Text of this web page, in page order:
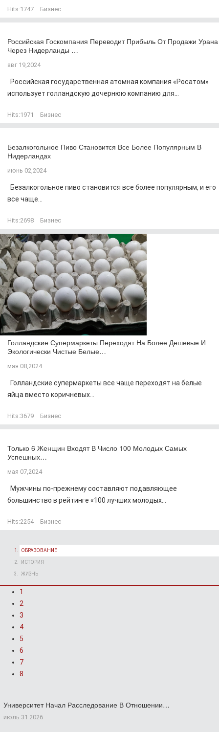
Hits:1747 Бизнес
Российская Госкомпания Переводит Прибыль От Продажи Урана
Через Нидерланды …
авг 19,2024
Российская государственная атомная компания «Росатом»
использует голландскую дочернюю компанию для...
Hits:1971 Бизнес
Безалкогольное Пиво Становится Все Более Популярным В
Нидерландах
июнь 02,2024
Безалкогольное пиво становится все более популярным, и его
все чаще...
Hits:2698 Бизнес
Голландские Супермаркеты Переходят На Более Дешевые И
Экологически Чистые Белые…
мая 08,2024
Голландские супермаркеты все чаще переходят на белые
яйца вместо коричневых...
Hits:3679 Бизнес
Только 6 Женщин Входят В Число 100 Молодых Самых
Успешных…
мая 07,2024
Мужчины по-прежнему составляют подавляющее
большинство в рейтинге «100 лучших молодых...
Hits:2254 Бизнес
ОБРАЗОВАНИЕ
ИСТОРИЯ
ЖИЗНЬ
1
2
3
4
5
6
7
8
Университет Начал Расследование В Отношении…
июль 31 2026